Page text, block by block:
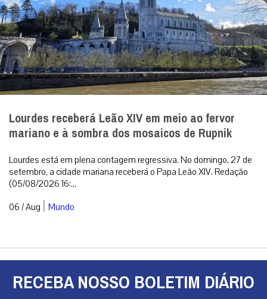
Lourdes receberá Leão XIV em meio ao fervor
mariano e à sombra dos mosaicos de Rupnik
Lourdes está em plena contagem regressiva. No domingo, 27 de
setembro, a cidade mariana receberá o Papa Leão XIV. Redação
(05/08/2026 16:...
06 / Aug | Mundo
RECEBA NOSSO BOLETIM DIÁRIO